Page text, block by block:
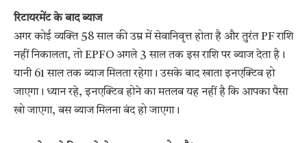
रिटायरमेंट के बाद ब्याज
अगर कोई व्यक्ति 58 साल की उम्र में सेवानिवृत्त होता है और तुरंत PF राशि
नहीं निकालता, तो EPFO अगले 3 साल तक इस राशि पर ब्याज देता है।
यानी 61 साल तक ब्याज मिलता रहेगा। उसके बाद खाता इनएक्टिव हो
जाएगा। ध्यान रहे, इनएक्टिव होने का मतलब यह नहीं है कि आपका पैसा
खो जाएगा, बस ब्याज मिलना बंद हो जाएगा।